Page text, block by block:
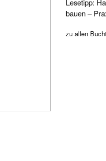
bauen –
zu allen